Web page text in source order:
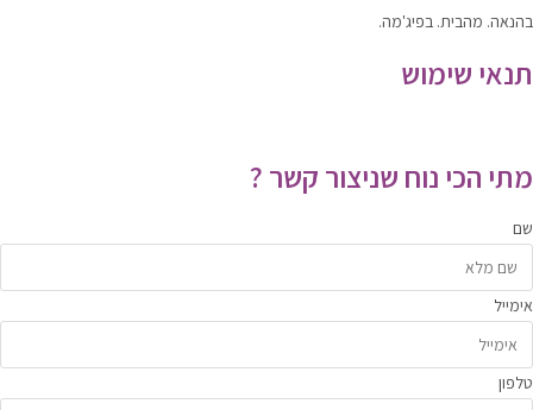
בהנאה. מהבית. בפיג'מה.
תנאי שימוש
מתי הכי נוח שניצור קשר ?
שם
אימייל
טלפון